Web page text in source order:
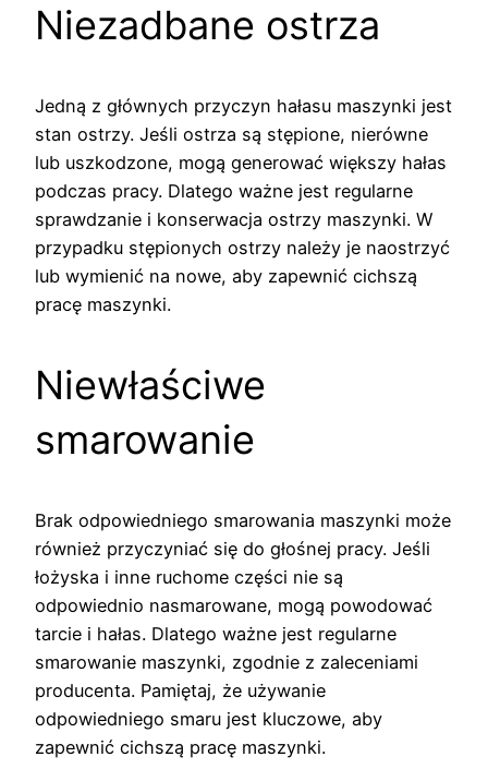
Niezadbane ostrza
Jedną z głównych przyczyn hałasu maszynki jest
stan ostrzy. Jeśli ostrza są stępione, nierówne
lub uszkodzone, mogą generować większy hałas
podczas pracy. Dlatego ważne jest regularne
sprawdzanie i konserwacja ostrzy maszynki. W
przypadku stępionych ostrzy należy je naostrzyć
lub wymienić na nowe, aby zapewnić cichszą
pracę maszynki.
Niewłaściwe
smarowanie
Brak odpowiedniego smarowania maszynki może
również przyczyniać się do głośnej pracy. Jeśli
łożyska i inne ruchome części nie są
odpowiednio nasmarowane, mogą powodować
tarcie i hałas. Dlatego ważne jest regularne
smarowanie maszynki, zgodnie z zaleceniami
producenta. Pamiętaj, że używanie
odpowiedniego smaru jest kluczowe, aby
zapewnić cichszą pracę maszynki.